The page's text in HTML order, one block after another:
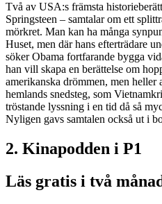
Två av USA:s främsta
Springsteen – samtalar om ett
mörkret. Man kan ha många
Huset, men där hans efterträdare
söker Obama fortfarande bygga
han vill skapa en berättelse om
amerikanska drömmen, men
hemlands snedsteg, som
tröstande lyssning i en tid då så
Nyligen gavs samtalen också ut i
2. Kinapodden i P1
Läs gratis i två